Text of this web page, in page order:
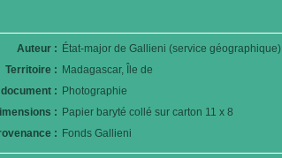
Auteur : État-major de Gallieni (service géographique)
Territoire : Madagascar, Île de
: Photographie
: Papier baryté collé sur carton 11 x 8
: Fonds Gallieni